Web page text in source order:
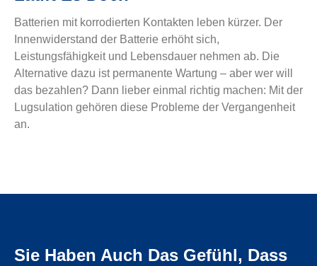
Batterien mit korrodierten Kontakten leben kürzer. Der
Innenwiderstand der Batterie erhöht sich,
Leistungsfähigkeit und Lebensdauer nehmen ab. Die
Alternative dazu ist permanente Wartung – aber wer will
das bezahlen? Dann lieber einmal richtig machen: Mit der
Lugsulation gehören diese Probleme der Vergangenheit
an.
Sie Haben Auch Das Gefühl, Dass